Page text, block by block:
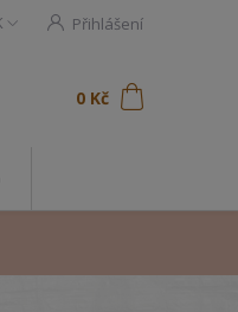
Přihlášení
0 Kč